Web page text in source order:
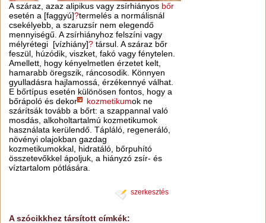
A száraz, azaz alipikus vagy zsírhiányos bőr
esetén a [faggyú]?termelés a normálisnál
csekélyebb, a szaruzsír nem elegendő
mennyiségű. A zsírhiányhoz felszíni vagy
mélyrétegi [vízhiány]? társul. A száraz bőr
feszül, húzódik, viszket, fakó vagy fénytelen.
Amellett, hogy kényelmetlen érzetet kelt,
hamarabb öregszik, ráncosodik. Könnyen
gyulladásra hajlamossá, érzékennyé válhat.
E bőrtípus esetén különösen fontos, hogy a
bőrápoló és dekor
kozmetikumok ne
szárítsák tovább a bőrt: a szappannal való
mosdás, alkoholtartalmú kozmetikumok
használata kerülendő. Tápláló, regeneráló,
növényi olajokban gazdag
kozmetikumokkal, hidratáló, bőrpuhító
összetevőkkel ápoljuk, a hiányzó zsír- és
víztartalom pótlására.
szerkesztés
A szócikkhez társított címkék: